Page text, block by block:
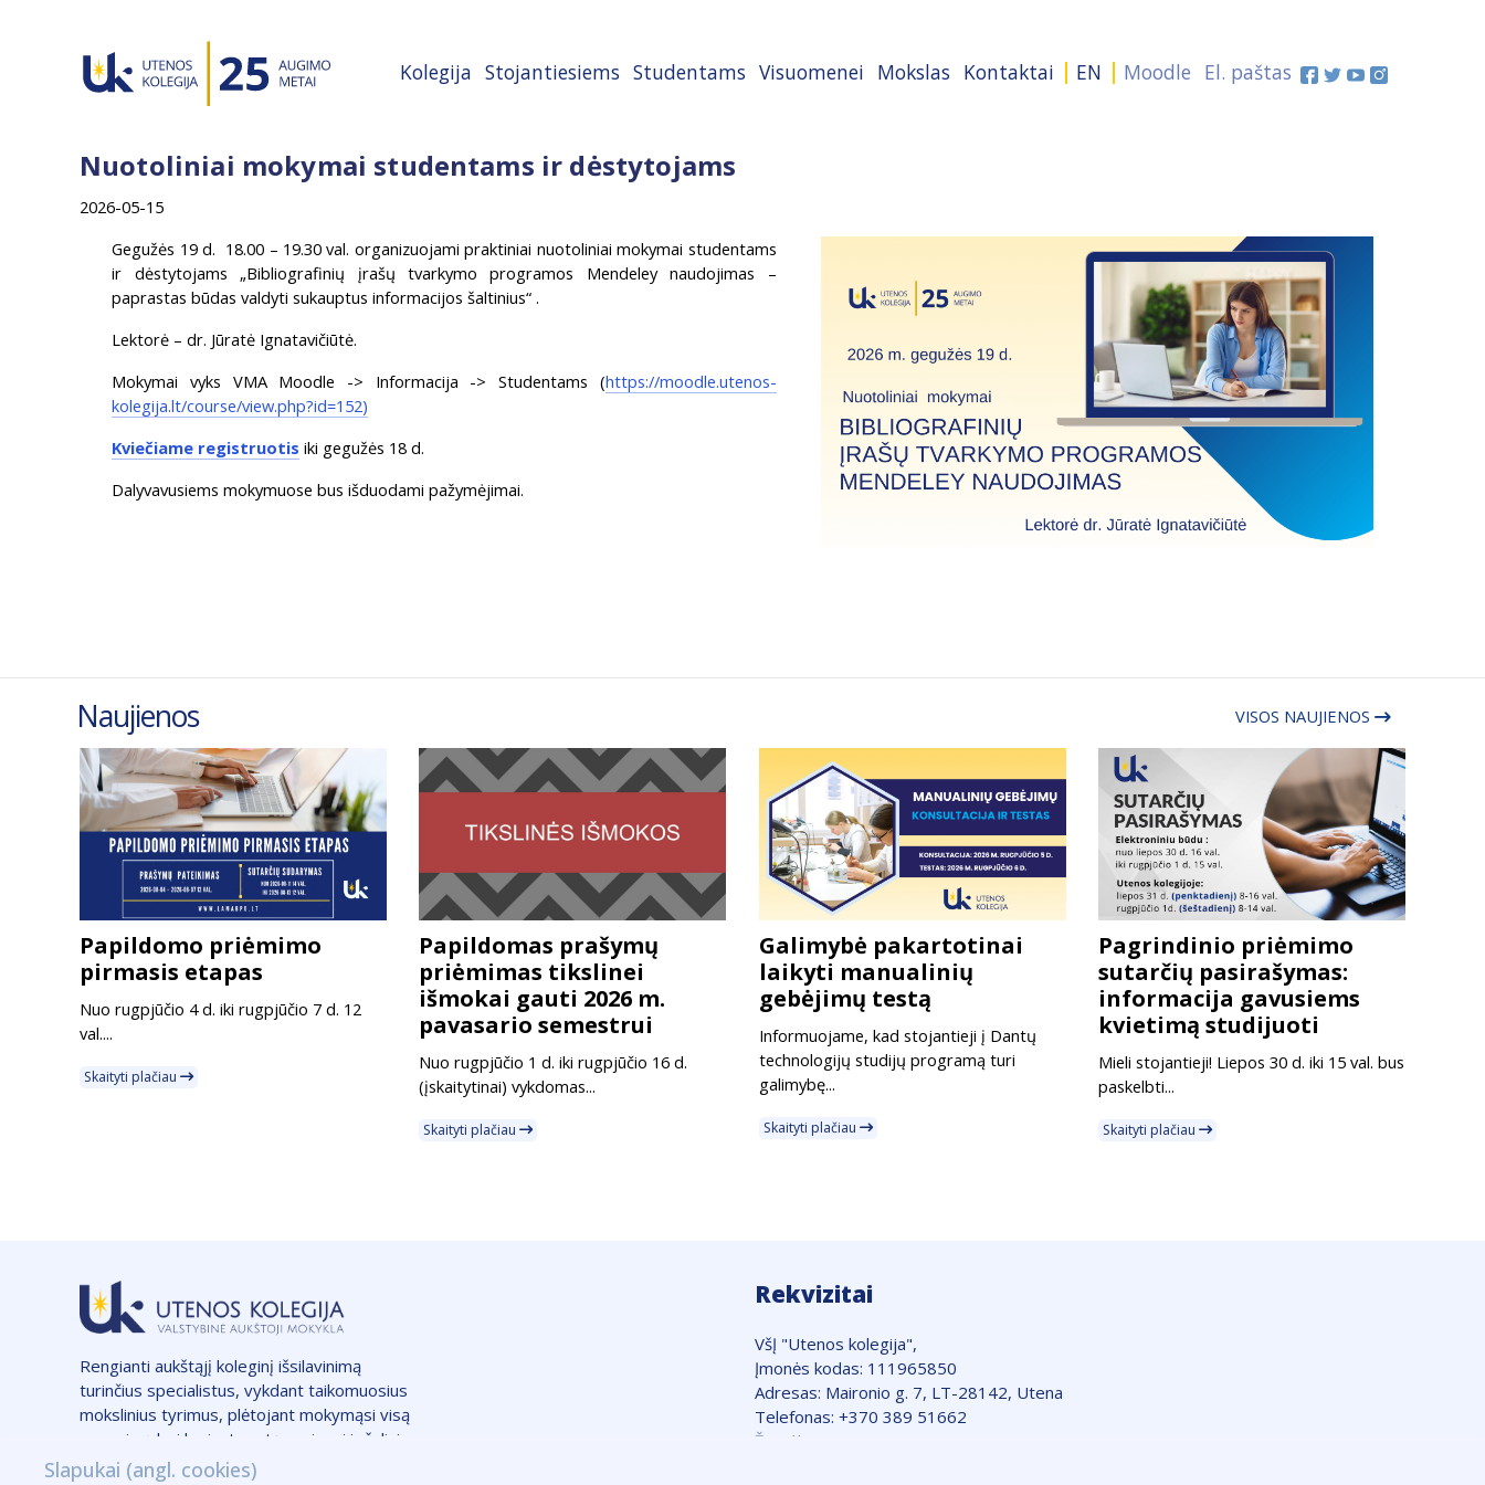
Kolegija Stojantiesiems Studentams Visuomenei Mokslas Kontaktai EN Moodle El. paštas
Nuotoliniai mokymai studentams ir dėstytojams
2026-05-15
Gegužės 19 d. 18.00 – 19.30 val. organizuojami praktiniai nuotoliniai mokymai studentams
ir dėstytojams „Bibliografinių įrašų tvarkymo programos Mendeley naudojimas –
paprastas būdas valdyti sukauptus informacijos šaltinius“ .
Lektorė – dr. Jūratė Ignatavičiūtė.
Mokymai vyks VMA Moodle -> Informacija -> Studentams (https://moodle.utenos-
kolegija.lt/course/view.php?id=152)
Kviečiame registruotis iki gegužės 18 d.
Dalyvavusiems mokymuose bus išduodami pažymėjimai.
Naujienos VISOS NAUJIENOS
Papildomo priėmimo
pirmasis etapas
Nuo rugpjūčio 4 d. iki rugpjūčio 7 d. 12
val....
Skaityti plačiau
Papildomas prašymų
priėmimas tikslinei
išmokai gauti 2026 m.
pavasario semestrui
Nuo rugpjūčio 1 d. iki rugpjūčio 16 d.
(įskaitytinai) vykdomas...
Skaityti plačiau
Galimybė pakartotinai
laikyti manualinių
gebėjimų testą
Informuojame, kad stojantieji į Dantų
technologijų studijų programą turi
galimybę...
Skaityti plačiau
Pagrindinio priėmimo
sutarčių pasirašymas:
informacija gavusiems
kvietimą studijuoti
Mieli stojantieji! Liepos 30 d. iki 15 val. bus
paskelbti...
Skaityti plačiau
Rengianti aukštąjį koleginį išsilavinimą
turinčius specialistus, vykdant taikomuosius
mokslinius tyrimus, plėtojant mokymąsi visą
gyvenimą bei kuriant vertę regionui ir šaliai.
Rekvizitai
VšĮ "Utenos kolegija",
Įmonės kodas: 111965850
Adresas: Maironio g. 7, LT-28142, Utena
Telefonas: +370 389 51662
Žemėlapis
Slapukai (angl. cookies)